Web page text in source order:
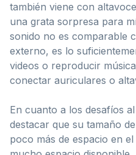
también viene con
una grata sorpresa para
sonido no es comparable
externo, es lo
videos o reproducir
conectar auriculares o
En cuanto a los desafíos
destacar que su tamaño
poco más de espacio en